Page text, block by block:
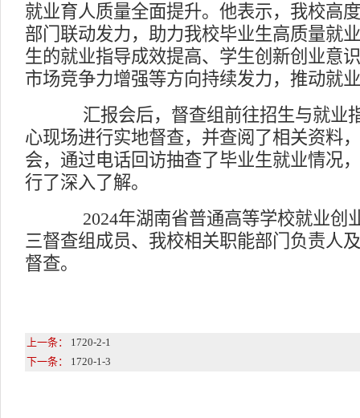
就业育人质量全面提升。他表示，我校高
部门联动发力，助力我校毕业生高质量就
生的就业指导成效提高、学生创新创业意
市场竞争力增强等方向持续发力，推动就
汇报会后，督查组前往招生与就业
心现场进行实地督查，并查阅了相关资料
会，通过电话回访抽查了毕业生就业情况
行了深入了解。
2024年湖南省普通高等学校就业创
三督查组成员、我校相关职能部门负责人
督查。
上一条： 1720-2-1
下一条： 1720-1-3